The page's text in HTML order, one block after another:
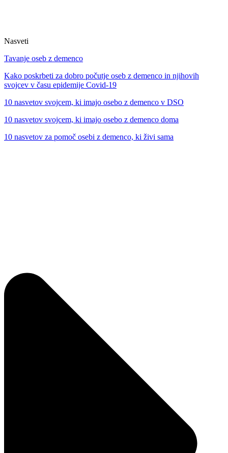
Nasveti
Tavanje oseb z demenco
Kako poskrbeti za dobro počutje oseb z demenco in njihovih
svojcev v času epidemije Covid-19
10 nasvetov svojcem, ki imajo osebo z demenco v DSO
10 nasvetov svojcem, ki imajo osebo z demenco doma
10 nasvetov za pomoč osebi z demenco, ki živi sama